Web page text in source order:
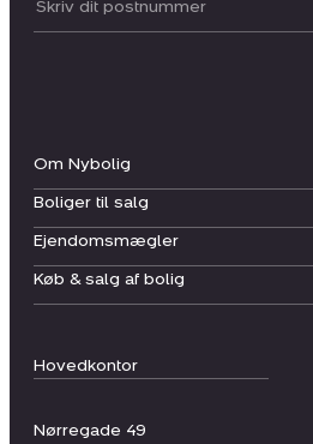
Hovedkontor
Nørregade 49
Om Nybolig
Boliger til salg
Ejendomsmægler
Køb & salg af bolig
Postnummer